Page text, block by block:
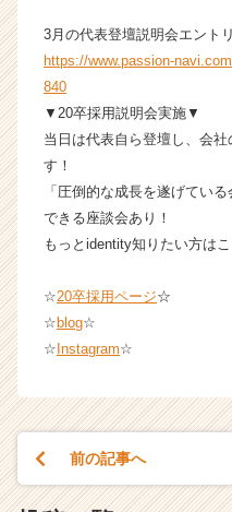
3月の代表登壇説明会エント
https://www.passion-
840
▼20卒採用説明会実施▼
当日は代表自ら登壇し、会
す！
「圧倒的な成長を遂げてい
できる座談会あり！
もっとidentity知りたい方はこ
☆20卒採用ページ☆
☆ blog☆
☆ Instagram☆
前の記事へ